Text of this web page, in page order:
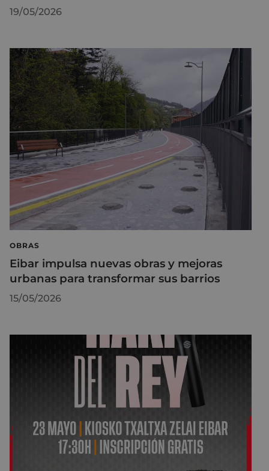
19/05/2026
OBRAS
Eibar impulsa nuevas obras y mejoras
urbanas para transformar sus barrios
15/05/2026